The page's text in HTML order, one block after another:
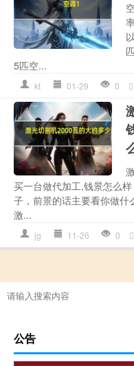
5匹空...
kt 01-29 0
买一台做代加工,钱景怎么
子，前景的话主要看你做
激...
jg 11-26 0
公告